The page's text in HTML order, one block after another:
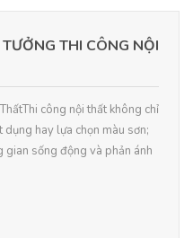
THI CÔNG NỘI
công nội thất không chỉ
hay lựa chọn màu sơn;
gian sống động và phản ánh